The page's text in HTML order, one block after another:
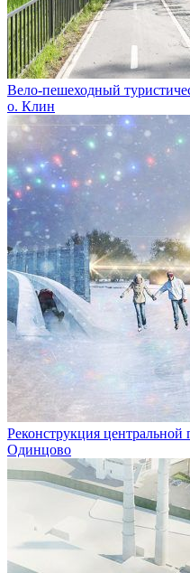
Вело-пешеходный
о. Клин
Реконструкция центральной
Одинцово